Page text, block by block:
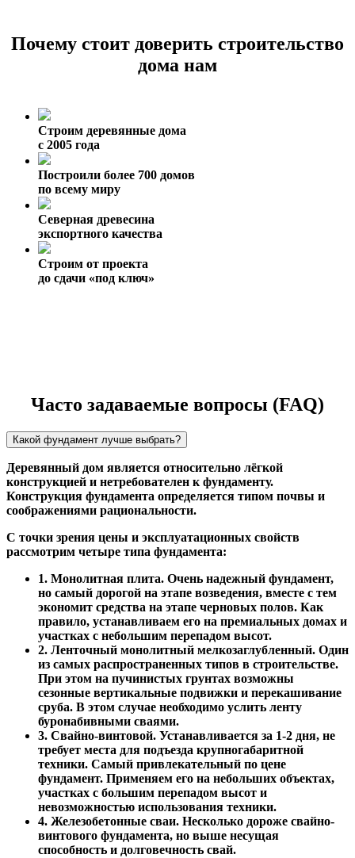
Почему стоит доверить строительство
дома нам
Строим деревянные дома
с 2005 года
Построили более 700 домов
по всему миру
Северная древесина
экспортного качества
Строим от проекта
до сдачи «под ключ»
Часто задаваемые вопросы (FAQ)
Какой фундамент лучше выбрать?
Деревянный дом является относительно лёгкой
конструкцией и нетребователен к фундаменту.
Конструкция фундамента определяется типом почвы и
соображениями рациональности.
С точки зрения цены и эксплуатационных свойств
рассмотрим четыре типа фундамента:
1. Монолитная плита. Очень надежный фундамент,
но самый дорогой на этапе возведения, вместе с тем
экономит средства на этапе черновых полов. Как
правило, устанавливаем его на премиальных домах и
участках с небольшим перепадом высот.
2. Ленточный монолитный мелкозаглубленный. Один
из самых распространенных типов в строительстве.
При этом на пучинистых грунтах возможны
сезонные вертикальные подвижки и перекашивание
сруба. В этом случае необходимо услить ленту
буронабивными сваями.
3. Свайно-винтовой. Устанавливается за 1-2 дня, не
требует места для подъезда крупногабаритной
техники. Самый привлекательный по цене
фундамент. Применяем его на небольших объектах,
участках с большим перепадом высот и
невозможностью использования техники.
4. Железобетонные сваи. Несколько дороже свайно-
винтового фундамента, но выше несущая
способность и долговечность свай.